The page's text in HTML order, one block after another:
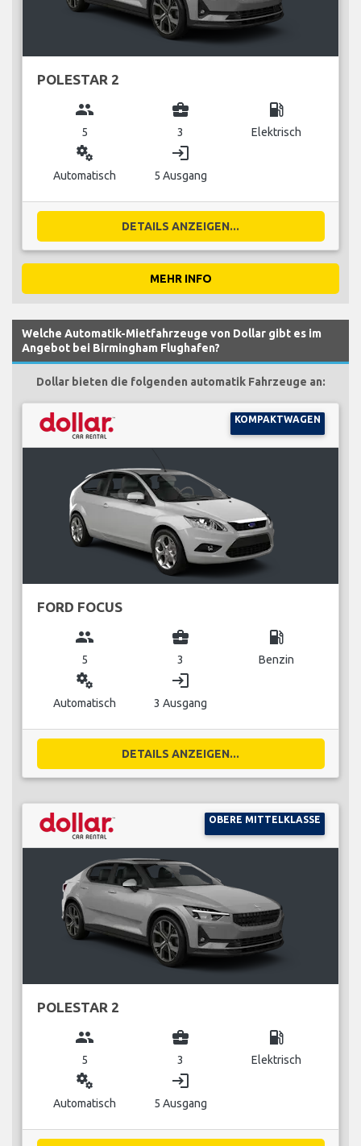
POLESTAR 2
group
5
business_center
3
local_gas_station
Elektrisch
miscellaneous_services
Automatisch
login
5 Ausgang
DETAILS ANZEIGEN...
MEHR INFO
Welche Automatik-Mietfahrzeuge von Dollar gibt es im
Angebot bei Birmingham Flughafen?
Dollar bieten die folgenden automatik Fahrzeuge an:
KOMPAKTWAGEN
FORD FOCUS
group
5
business_center
3
local_gas_station
Benzin
miscellaneous_services
Automatisch
login
3 Ausgang
DETAILS ANZEIGEN...
OBERE MITTELKLASSE
POLESTAR 2
group
5
business_center
3
local_gas_station
Elektrisch
miscellaneous_services
Automatisch
login
5 Ausgang